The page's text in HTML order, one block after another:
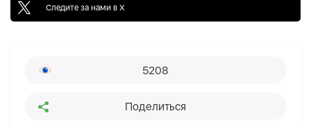
Следите за нами в X
5208
Поделиться